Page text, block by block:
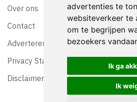
advertenties te
websiteverkeer te
om te begrijpen
bezoekers
Ik ga
Ik
Over ons
Contact
Adverteren?
Privacy Statement
Disclaimer